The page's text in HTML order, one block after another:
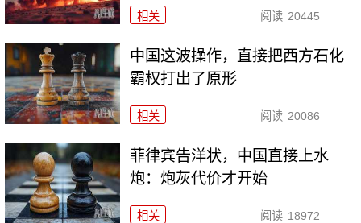
相关 阅读 20445
中国这波操作，直接把西方石化
霸权打出了原形
相关 阅读 20086
菲律宾告洋状，中国直接上水
炮：炮灰代价才开始
相关 阅读 18972